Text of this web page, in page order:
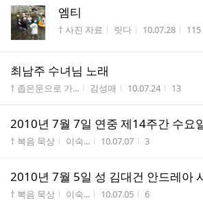
엠티
게시판명
† 사진 자료 작성자
릿다 작성시간
10.07.28 조회
115
최남주 수녀님 노래
게시판명
† 좁은문으로 가... 작성자
김성애 작성시간
10.07.24 조회수
13
2010년 7월 7일 연중 제14주간 수요
게시판명
† 복음 묵상 작성자
이숙... 작성시간
10.07.07 조회수
3
2010년 7월 5일 성 김대건 안드레아
게시판명
† 복음 묵상 작성자
이숙... 작성시간
10.07.05 조회수
6